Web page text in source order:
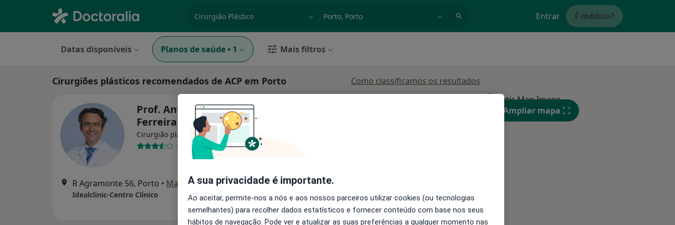
especialidade, doença ou nome Entrar É médico?
Datas disponíveis Planos de saúde • 1 Mais filtros
Cirurgiões plásticos recomendados de ACP em Porto Como classificamos os resultados
Prof. António Costa
Ferreira
Cirurgião plástico
10 opiniões
R Agramonte 56, Porto • Mapa
Idealclinic-Centro Clínico
Qua Qui,
13 Ago
Ampliar mapa
A sua privacidade é importante.
Ao aceitar, permite-nos a nós e aos nossos parceiros utilizar cookies (ou tecnologias
semelhantes) para recolher dados estatísticos e fornecer conteúdo com base nos seus
hábitos de navegação. Pode ver e atualizar as suas preferências a qualquer momento nas